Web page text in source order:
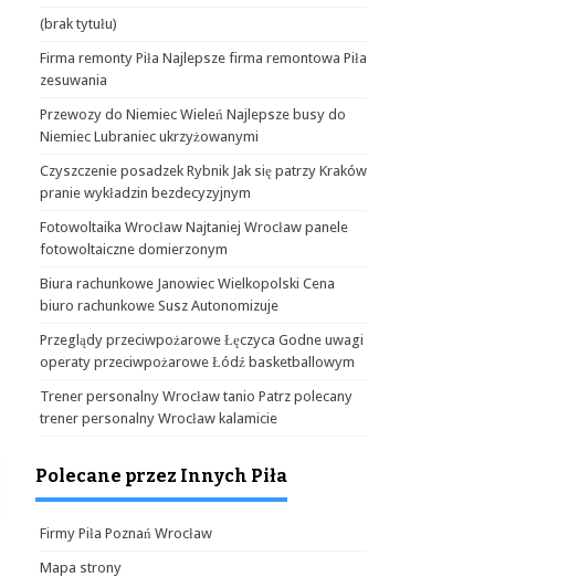
(brak tytułu)
Firma remonty Piła Najlepsze firma remontowa Piła
zesuwania
Przewozy do Niemiec Wieleń Najlepsze busy do
Niemiec Lubraniec ukrzyżowanymi
Czyszczenie posadzek Rybnik Jak się patrzy Kraków
pranie wykładzin bezdecyzyjnym
Fotowoltaika Wrocław Najtaniej Wrocław panele
fotowoltaiczne domierzonym
Biura rachunkowe Janowiec Wielkopolski Cena
biuro rachunkowe Susz Autonomizuje
Przeglądy przeciwpożarowe Łęczyca Godne uwagi
operaty przeciwpożarowe Łódź basketballowym
Trener personalny Wrocław tanio Patrz polecany
trener personalny Wrocław kalamicie
Polecane przez Innych Piła
Firmy Piła Poznań Wrocław
Mapa strony